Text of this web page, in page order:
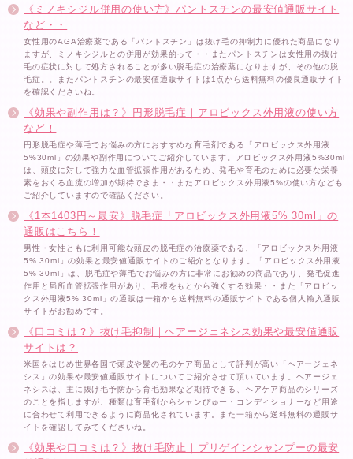
《ミノキシジル併用の使い方》パントスチンの最安値通販サイト
など・・
女性用のAGA治療薬である「パントスチン」は抜け毛の抑制力に優れた商品になり
ますが、ミノキシジルとの併用が効果的って・・またパントスチンは女性用の抜け
毛の症状に対して処方されることが多い脱毛症の治療薬になりますが、その他の脱
毛症。。またパントスチンの最安値通販サイトは1点から送料無料の優良通販サイト
を確認くださいね。
《効果や副作用は？》円形脱毛症｜アロビックス外用液の使い方
など！
円形脱毛症や薄毛でお悩みの方におすすめな育毛剤である「アロビックス外用液
5%30ml」の効果や副作用についてご紹介しています。アロビックス外用液5%30ml
は、頭皮に対して強力な血管拡張作用があるため、発毛や育毛のために必要な栄養
素をおくる血流の増加が期待できま・・またアロビックス外用液5%の使い方なども
ご紹介していますので確認ください。
《1本1403円～最安》脱毛症「アロビックス外用液5% 30ml」の
通販はこちら！
男性・女性ともに利用可能な頭皮の脱毛症の治療薬である、「アロビックス外用液
5% 30ml」の効果と最安値通販サイトのご紹介となります。「アロビックス外用液
5% 30ml」は、脱毛症や薄毛でお悩みの方に非常にお勧めの商品であり、発毛促進
作用と局所血管拡張作用があり、毛根をもとから強くする効果・・また「アロビッ
クス外用液5% 30ml」の通販は一箱から送料無料の通販サイトである個人輸入通販
サイトがお勧めです。
《口コミは？》抜け毛抑制｜ヘアージェネシス効果や最安値通販
サイトは？
米国をはじめ世界各国で頭皮や髪の毛のケア商品として評判が高い「ヘアージェネ
シス」の効果や最安値通販サイトについてご紹介させて頂いています。ヘアージェ
ネシスは、主に抜け毛予防から育毛効果など期待できる、ヘアケア商品のシリーズ
のことを指しますが、種類は育毛剤からシャンぴゅー・コンディショナーなど用途
に合わせて利用できるように商品化されています。また一箱から送料無料の通販サ
イトを確認してみてくださいね。
《効果や口コミは？》抜け毛防止｜プリゲインシャンプーの最安